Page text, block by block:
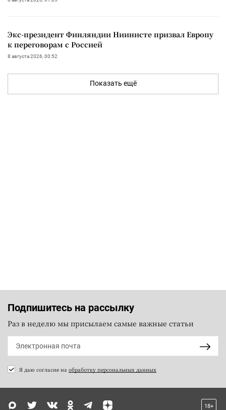
Экс-президент Финляндии Ниинисте призвал Европу
к переговорам с Россией
8 августа 2026, 00:52
Показать ещё
Подпишитесь на рассылку
Раз в неделю мы присылаем самые важные статьи
Я даю согласие на обработку персональных данных
18+